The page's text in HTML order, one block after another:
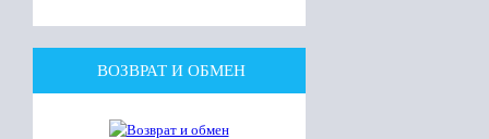
ВОЗВРАТ И ОБМЕН